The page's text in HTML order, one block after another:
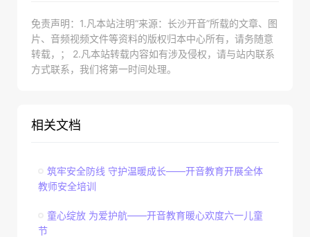
免责声明：1.凡本站注明“来源：长沙开音”所载的文章、图
片、音频视频文件等资料的版权归本中心所有，请务随意
转载，； 2.凡本站转载内容如有涉及侵权，请与站内联系
方式联系，我们将第一时间处理。
相关文档
筑牢安全防线 守护温暖成长——开音教育开展全体
教师安全培训
童心绽放 为爱护航——开音教育暖心欢度六一儿童
节